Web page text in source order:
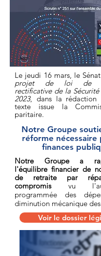
Le jeudi 16 mars, le
projet de loi de
rectificative de la
2023, dans la rédaction
texte issue la
paritaire.
Notre Groupe
réforme nécessaire
finances
Notre Groupe a
l'équilibre financier de
de retraite par
compromis vu
programmée des
diminution mécanique des
Voir le dossier